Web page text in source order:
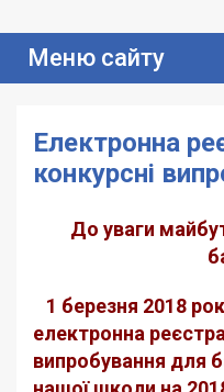
Меню сайту
Електронна
конкурсні
До уваги
1 березня 2018
електронна
випробування для